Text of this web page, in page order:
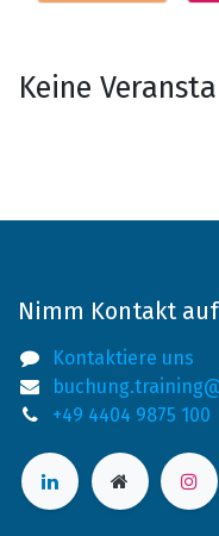
Keine
Nimm Kontakt auf
Kontaktiere uns
+49 4404 9875 100